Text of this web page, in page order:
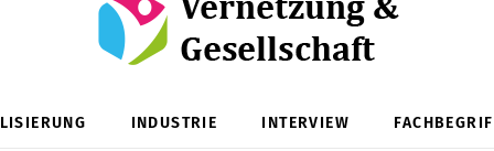
INDUSTRIE INTERVIEW